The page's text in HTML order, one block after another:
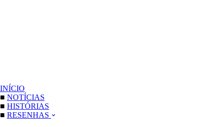
INÍCIO
■ NOTÍCIAS
■ HISTÓRIAS
■ RESENHAS